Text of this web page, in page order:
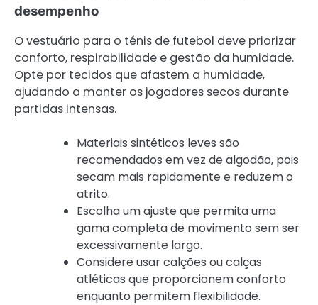
desempenho
O vestuário para o ténis de futebol deve priorizar
conforto, respirabilidade e gestão da humidade.
Opte por tecidos que afastem a humidade,
ajudando a manter os jogadores secos durante
partidas intensas.
Materiais sintéticos leves são
recomendados em vez de algodão, pois
secam mais rapidamente e reduzem o
atrito.
Escolha um ajuste que permita uma
gama completa de movimento sem ser
excessivamente largo.
Considere usar calções ou calças
atléticas que proporcionem conforto
enquanto permitem flexibilidade.